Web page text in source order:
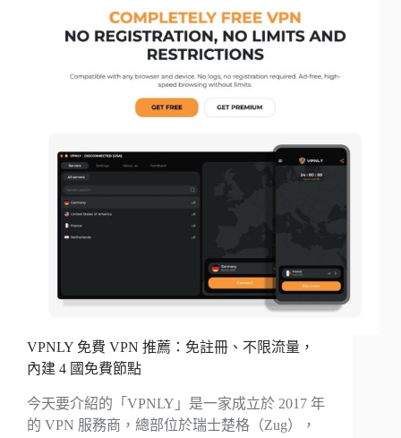
VPNLY 免費 VPN 推薦：免註冊、不限流量，
內建 4 國免費節點
今天要介紹的「VPNLY」是一家成立於 2017 年
的 VPN 服務商，總部位於瑞士楚格（Zug），